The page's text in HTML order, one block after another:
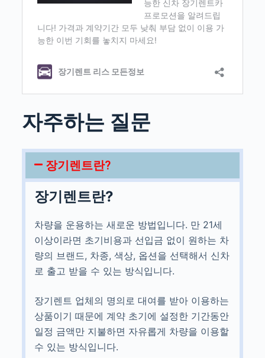
자주하는 질문
장기렌트란?
장기렌트란?
차량을 운용하는 새로운 방법입니다. 만 21세
이상이라면 초기비용과 선입금 없이 원하는 차
량의 브랜드, 차종, 색상, 옵션을 선택해서 신차
로 출고 받을 수 있는 방식입니다.
장기렌트 업체의 명의로 대여를 받아 이용하는
상품이기 때문에 계약 초기에 설정한 기간동안
일정 금액만 지불하면 자유롭게 차량을 이용할
수 있는 방식입니다.